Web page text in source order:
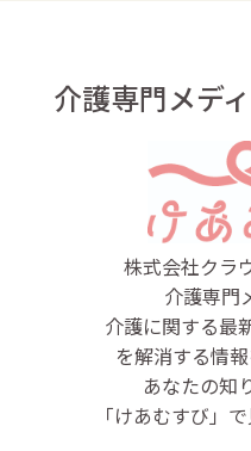
介護専門メデ
株式会社クラ
介護専門
介護に関する最
を解消する情
あなたの知
「けあむすび」